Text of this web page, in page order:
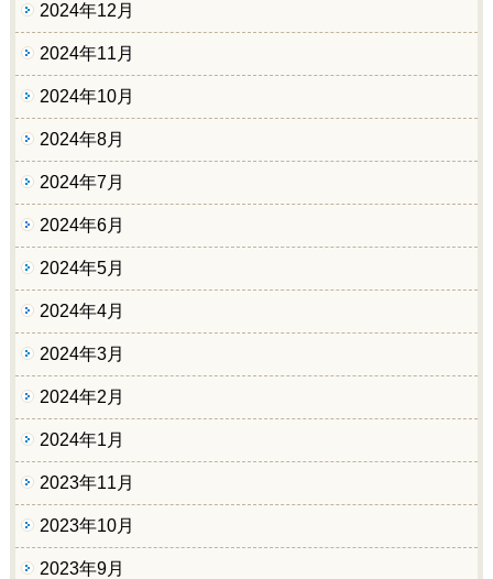
2024年12月
2024年11月
2024年10月
2024年8月
2024年7月
2024年6月
2024年5月
2024年4月
2024年3月
2024年2月
2024年1月
2023年11月
2023年10月
2023年9月